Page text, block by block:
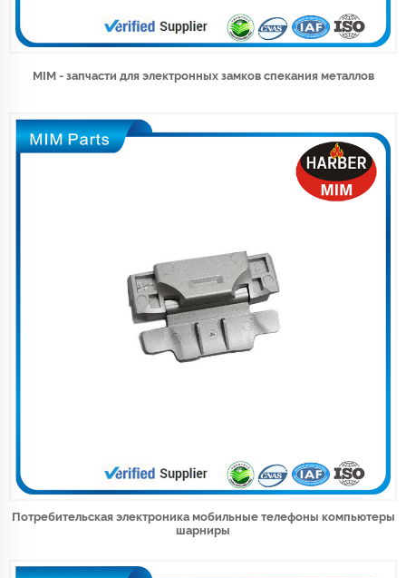
MIM - запчасти для электронных замков спекания металлов
Потребительская электроника мобильные телефоны компьютеры
шарниры